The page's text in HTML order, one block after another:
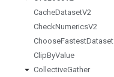
CacheDatasetV2
CheckNumericsV2
ChooseFastestDataset
ClipByValue
CollectiveGather